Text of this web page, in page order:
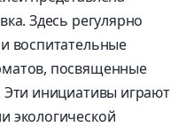
Здесь регулярно
воспитательные
посвященные
Эти инициативы играют
экологической